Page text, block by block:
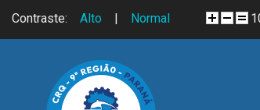
Contraste: Alto | Normal